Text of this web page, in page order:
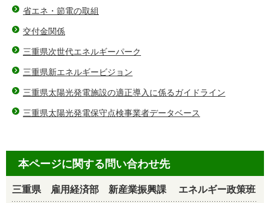
省エネ・節電の取組
交付金関係
三重県次世代エネルギーパーク
三重県新エネルギービジョン
三重県太陽光発電施設の適正導入に係るガイドライン
三重県太陽光発電保守点検事業者データベース
本ページに関する問い合わせ先
三重県 雇用経済部 新産業振興課 エネルギー政策班